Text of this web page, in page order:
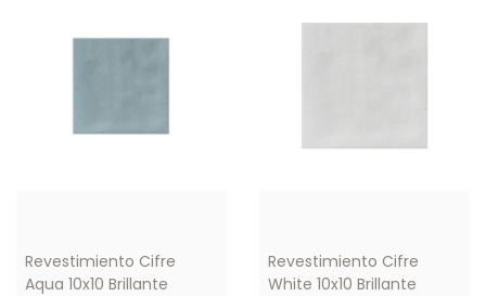
Revestimiento Cifre
Aqua 10x10 Brillante
Revestimiento Cifre
White 10x10 Brillante